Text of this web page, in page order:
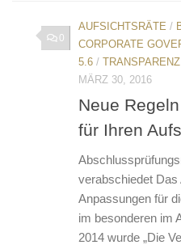
0
AUFSICHTSRÄTE /
CORPORATE
5.6 / TRANSPARENZ
MÄRZ 30, 2016
Neue
für Ihren
verabschiedet
Anpassungen für
im besonderen im
2014 wurde „Die